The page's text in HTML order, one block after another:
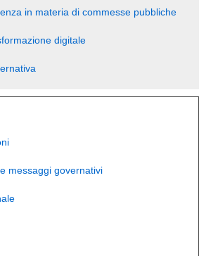
in materia di commesse pubbliche
digitale
messaggi governativi